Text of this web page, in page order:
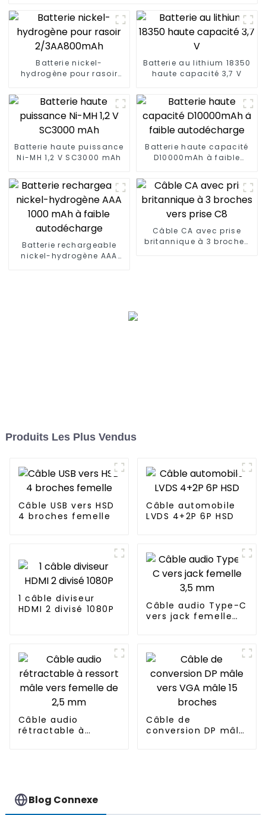
Batterie nickel-
hydrogène pour rasoir
Batterie au lithium 18350
haute capacité 3,7 V
Batterie haute puissance
Ni-MH 1,2 V SC3000 mAh
Batterie haute capacité
D10000mAh à faible
Batterie rechargeable
nickel-hydrogène AAA
Câble CA avec prise
britannique à 3 broches
Produits Les Plus Vendus
Câble USB vers HSD
4 broches femelle
Câble automobile
LVDS 4+2P 6P HSD
1 câble diviseur
HDMI 2 divisé 1080P
Câble audio Type-C
vers jack femelle
Câble audio
rétractable à
Câble de
conversion DP mâle
Blog Connexe